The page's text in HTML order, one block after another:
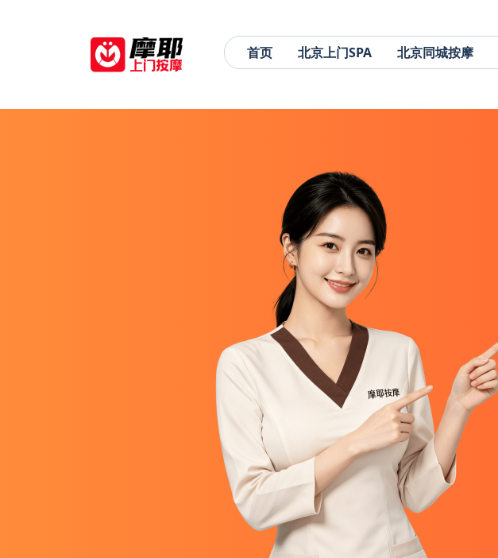
首页 北京上门SPA 北京同城按摩